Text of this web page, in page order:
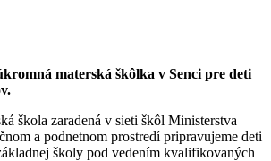
materská škôlka v Senci pre deti
škola zaradená v sieti škôl Ministerstva
a podnetnom prostredí pripravujeme deti
školy pod vedením kvalifikovaných